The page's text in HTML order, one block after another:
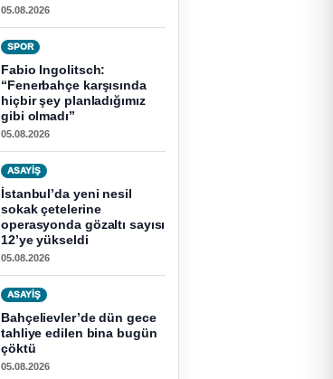
05.08.2026
SPOR
Fabio Ingolitsch:
“Fenerbahçe karşısında
hiçbir şey planladığımız
gibi olmadı”
05.08.2026
ASAYİŞ
İstanbul’da yeni nesil
sokak çetelerine
operasyonda gözaltı sayısı
12’ye yükseldi
05.08.2026
ASAYİŞ
Bahçelievler’de dün gece
tahliye edilen bina bugün
çöktü
05.08.2026